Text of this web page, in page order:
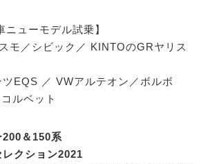
ニューモデル試乗】
モ／シビック／ KINTOのGRヤリス
ツEQS ／ VWアルテオン／ボルボ
ルベット
＆150系
クション2021